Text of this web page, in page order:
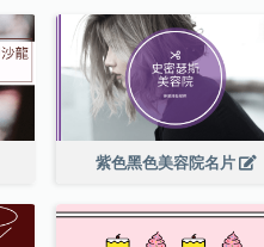
紫色黑色美容院名片